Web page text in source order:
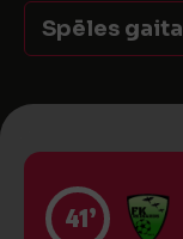
Spēles gaita
41’